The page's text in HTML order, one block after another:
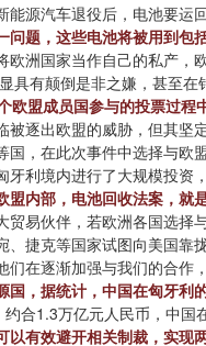
源汽车退役后，电池要
题，这些电池将被用到包
洲国家当作自己的私产，
具有颠倒是非之嫌，甚至
盟成员国参与的投票过
逐出欧盟的威胁，但其坚
，在此次事件中选择与
利境内进行了大规模投资
内部，电池回收法案，就
易伙伴，若欧洲各国选择
捷克等国家试图向美国靠
在逐渐加强与我们的合作，
，据统计，中国在匈牙
合1.3万亿元人民币，中
有效避开相关制裁，实现